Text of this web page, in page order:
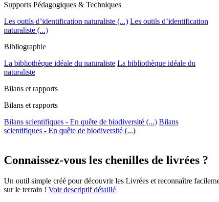
Supports Pédagogiques & Techniques
Les outils d’identification naturaliste (...) Les outils d’identification
naturaliste (...)
Bibliographie
La bibliothèque idéale du naturaliste La bibliothèque idéale du
naturaliste
Bilans et rapports
Bilans et rapports
Bilans scientifiques - En quête de biodiversité (...) Bilans
scientifiques - En quête de biodiversité (...)
Connaissez-vous les chenilles de livrées ?
Un outil simple créé pour découvrir les Livrées et reconnaître
sur le terrain ! Voir descriptif détaillé